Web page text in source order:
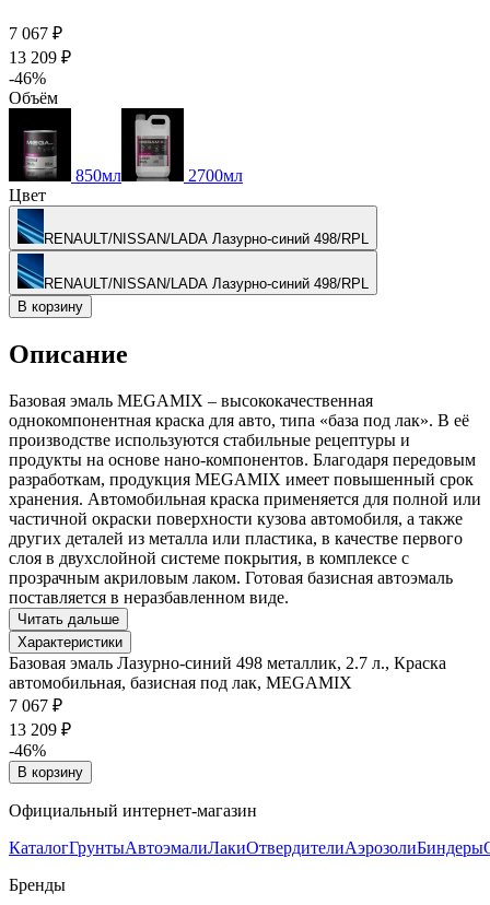
7 067 ₽
13 209 ₽
-46%
Объём
850мл
2700мл
Цвет
RENAULT/NISSAN/LADA Лазурно-синий 498/RPL
RENAULT/NISSAN/LADA Лазурно-синий 498/RPL
В корзину
Описание
Базовая эмаль MEGAMIX – высококачественная
однокомпонентная краска для авто, типа «база под лак». В её
производстве используются стабильные рецептуры и
продукты на основе нано-компонентов. Благодаря передовым
разработкам, продукция MEGAMIX имеет повышенный срок
хранения. Автомобильная краска применяется для полной или
частичной окраски поверхности кузова автомобиля, а также
других деталей из металла или пластика, в качестве первого
слоя в двухслойной системе покрытия, в комплексе с
прозрачным акриловым лаком. Готовая базисная автоэмаль
поставляется в неразбавленном виде.
Читать дальше
Характеристики
Базовая эмаль Лазурно-синий 498 металлик, 2.7 л., Краска
автомобильная, базисная под лак, MEGAMIX
7 067 ₽
13 209 ₽
-46%
В корзину
Официальный интернет-магазин
КаталогГрунтыАвтоэмалиЛакиОтвердителиАэрозолиБиндеры
Бренды